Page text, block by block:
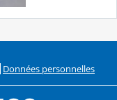
Données personnelles